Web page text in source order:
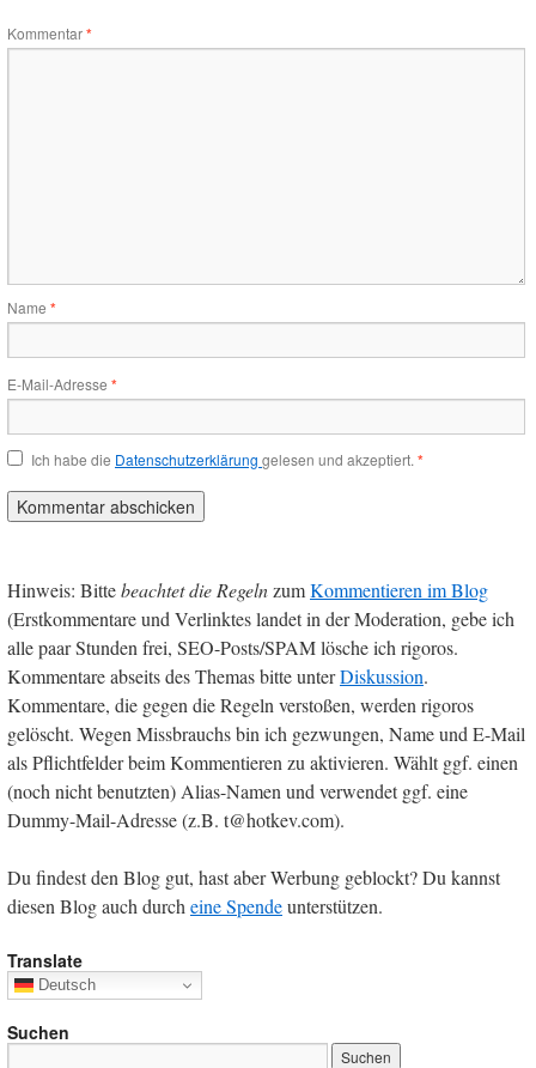
Kommentar*
Name *
E-Mail-Adresse *
Ich habe die Datenschutzerklärung gelesen und akzeptiert. *
Hinweis: Bittebeachtet die RegelnzumKommentieren im Blog
(Erstkommentare und Verlinktes landet in der Moderation, gebe ich
alle paar Stunden frei, SEO-Posts/SPAM lösche ich rigoros.
Kommentare abseits des Themas bitte unterDiskussion.
Kommentare, die gegen die Regeln verstoßen, werden rigoros
gelöscht. Wegen Missbrauchs bin ich gezwungen, Name und E-Mail
als Pflichtfelder beim Kommentieren zu aktivieren. Wählt ggf. einen
(noch nicht benutzten) Alias-Namen und verwendet ggf. eine
Dummy-Mail-Adresse (z.B. t@hotkev.com).
Du findest den Blog gut, hast aber Werbung geblockt? Du kannst
diesen Blog auch durcheine Spendeunterstützen.
Translate
Deutsch
Suchen